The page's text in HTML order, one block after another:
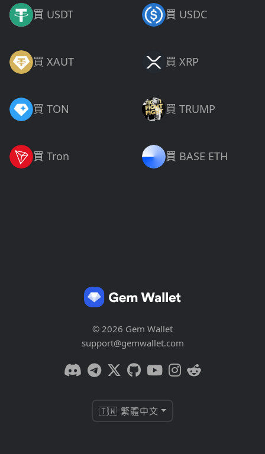
買 USDT 買 USDC
買 XAUT 買 XRP
買 TON 買 TRUMP
買 Tron 買 BASE ETH
© 2026 Gem Wallet
support@gemwallet.com
🇹🇼 繁體中文